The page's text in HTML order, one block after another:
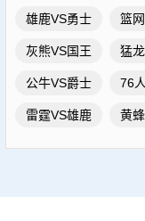
雄鹿VS勇士 篮
灰熊VS国王 猛
公牛VS爵士 76
雷霆VS雄鹿 黄